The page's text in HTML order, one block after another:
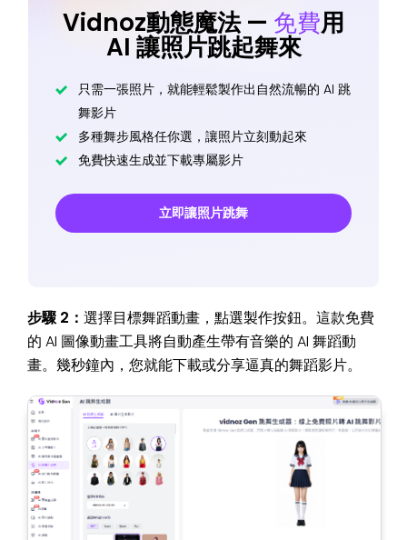
Vidnoz動態魔法 — 免費用
AI 讓照片跳起舞來
只需一張照片，就能輕鬆製作出自然流暢的 AI 跳
舞影片
多種舞步風格任你選，讓照片立刻動起來
免費快速生成並下載專屬影片
立即讓照片跳舞
步驟 2： 選擇目標舞蹈動畫，點選製作按鈕。這款免費
的 AI 圖像動畫工具將自動產生帶有音樂的 AI 舞蹈動
畫。幾秒鐘內，您就能下載或分享逼真的舞蹈影片。